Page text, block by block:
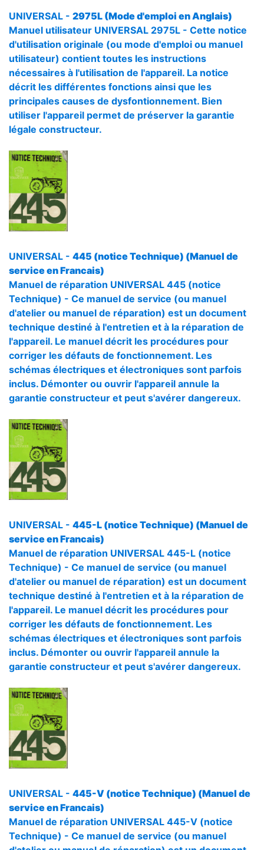
UNIVERSAL - 2975L (Mode d'emploi en Anglais)
Manuel utilisateur UNIVERSAL 2975L - Cette notice
d'utilisation originale (ou mode d'emploi ou manuel
utilisateur) contient toutes les instructions
nécessaires à l'utilisation de l'appareil. La notice
décrit les différentes fonctions ainsi que les
principales causes de dysfontionnement. Bien
utiliser l'appareil permet de préserver la garantie
légale constructeur.
UNIVERSAL - 445 (notice Technique) (Manuel de
service en Francais)
Manuel de réparation UNIVERSAL 445 (notice
Technique) - Ce manuel de service (ou manuel
d'atelier ou manuel de réparation) est un document
technique destiné à l'entretien et à la réparation de
l'appareil. Le manuel décrit les procédures pour
corriger les défauts de fonctionnement. Les
schémas électriques et électroniques sont parfois
inclus. Démonter ou ouvrir l'appareil annule la
garantie constructeur et peut s'avérer dangereux.
UNIVERSAL - 445-L (notice Technique) (Manuel de
service en Francais)
Manuel de réparation UNIVERSAL 445-L (notice
Technique) - Ce manuel de service (ou manuel
d'atelier ou manuel de réparation) est un document
technique destiné à l'entretien et à la réparation de
l'appareil. Le manuel décrit les procédures pour
corriger les défauts de fonctionnement. Les
schémas électriques et électroniques sont parfois
inclus. Démonter ou ouvrir l'appareil annule la
garantie constructeur et peut s'avérer dangereux.
UNIVERSAL - 445-V (notice Technique) (Manuel de
service en Francais)
Manuel de réparation UNIVERSAL 445-V (notice
Technique) - Ce manuel de service (ou manuel